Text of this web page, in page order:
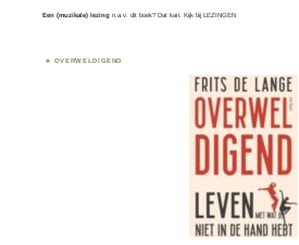
Een (muzikale) lezing n.a.v. dit boek? Dat kan. Kijk bijLEZINGEN
OVERWELDIGEND